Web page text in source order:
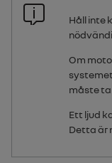
Håll inte
Om
måste ta
Ett ljud
Detta är